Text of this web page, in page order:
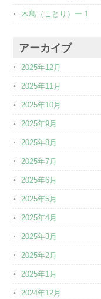
木鳥（ことり）ー 1
アーカイブ
2025年12月
2025年11月
2025年10月
2025年9月
2025年8月
2025年7月
2025年6月
2025年5月
2025年4月
2025年3月
2025年2月
2025年1月
2024年12月